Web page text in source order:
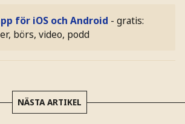
för iOS och Android - gratis:
börs, video, podd
NÄSTA ARTIKEL